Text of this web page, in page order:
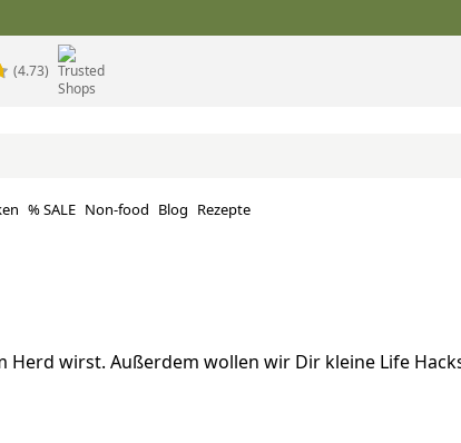
(4.73)
% SALE Non-food Blog Rezepte
wirst. Außerdem wollen wir Dir kleine Life